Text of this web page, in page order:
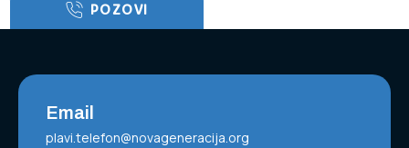
POZOVI
Email
plavi.telefon@novageneracija.org